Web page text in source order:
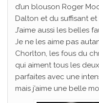
d’un blouson Roger
Dalton et du suffisant
J’aime aussi les belles
Je ne les aime pas
Chorlton, les fous du
qui aiment tous les
parfaites avec une
mais j’aime une belle